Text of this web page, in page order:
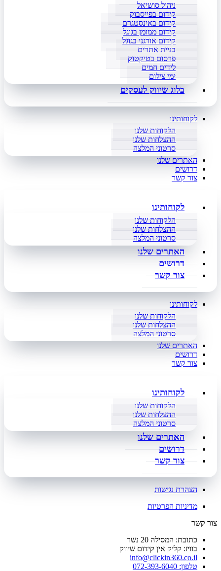
ניהול סושיאל
קידום בפייסבוק
קידום באינסטגרם
קידום ממומן בגוגל
קידום אורגני בגוגל
בניית אתרים
פרסום בטיקטוק
לידים חמים
ימי צילום
בלוג שיווק לעסקים
לקוחותינו
הלקוחות שלנו
ההצלחות שלנו
סרטוני המלצה
האתרים שלנו
דרושים
צור קשר
לקוחותינו
הלקוחות שלנו
ההצלחות שלנו
סרטוני המלצה
האתרים שלנו
דרושים
צור קשר
לקוחותינו
הלקוחות שלנו
ההצלחות שלנו
סרטוני המלצה
האתרים שלנו
דרושים
צור קשר
לקוחותינו
הלקוחות שלנו
ההצלחות שלנו
סרטוני המלצה
האתרים שלנו
דרושים
צור קשר
הצהרת נגישות
מדיניות הפרטיות
צור קשר
כתובת: המסילה 20 נשר
בוויז: קליק אין קידום שיווק
info@clickin360.co.il
טלפון: 072-393-6040